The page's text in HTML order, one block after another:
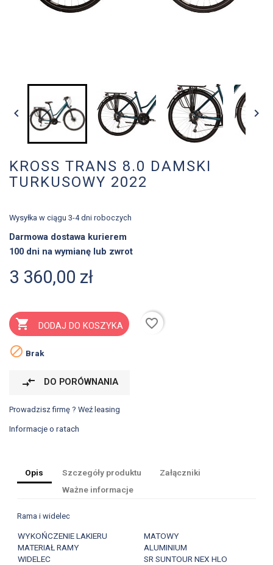
 
KROSS TRANS 8.0 DAMSKI
TURKUSOWY 2022
Wysyłka w ciągu 3-4 dni roboczych
Darmowa dostawa kurierem
100 dni na wymianę lub zwrot
3 360,00 zł
 DODAJ DO KOSZYKA
favorite_border
 Brak
compare_arrows DO PORÓWNANIA
Prowadzisz firmę ? Weź leasing
Informacje o ratach
Opis Szczegóły produktu
Załączniki
Ważne informacje
Rama i widelec
WYKOŃCZENIE LAKIERU
MATOWY
MATERIAŁ RAMY
ALUMINIUM
WIDELEC
SR SUNTOUR NEX HLO